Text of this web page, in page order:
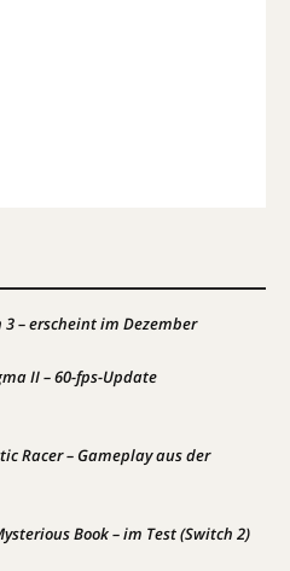
– erscheint im Dezember
II – 60-fps-Update
Racer – Gameplay aus der
Book – im Test (Switch 2)